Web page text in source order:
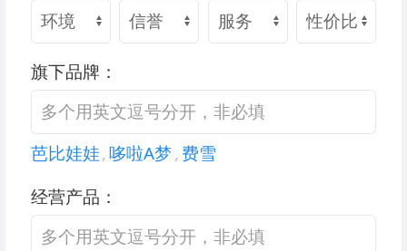
旗下品牌：
芭比娃娃,哆啦A梦,费雪
经营产品：